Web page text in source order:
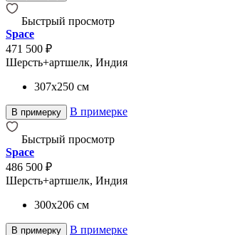
Быстрый просмотр
Space
471 500 ₽
Шерсть+артшелк, Индия
307x250 см
В примерку В примерке
Быстрый просмотр
Space
486 500 ₽
Шерсть+артшелк, Индия
300x206 см
В примерку В примерке